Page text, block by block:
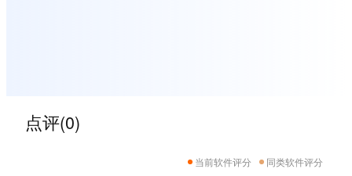
点评(0)
当前软件评分 同类软件评分